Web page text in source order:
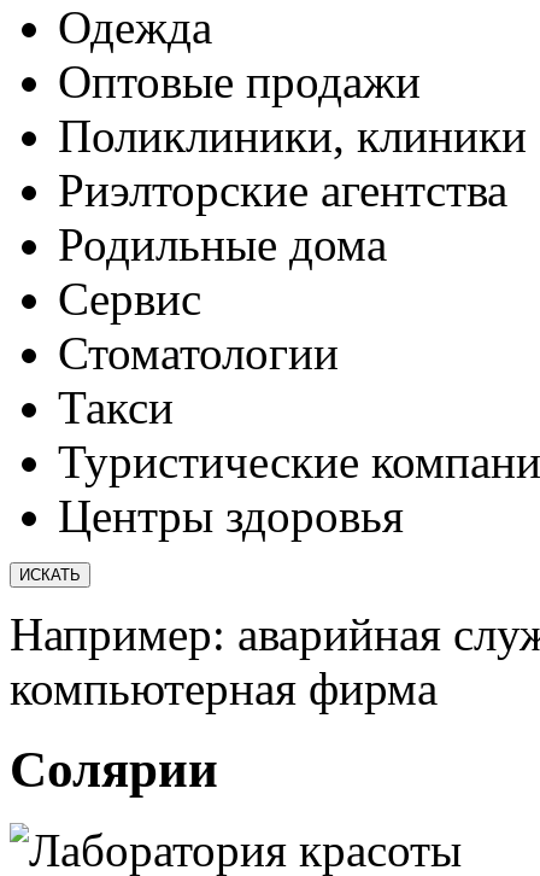
Одежда
Оптовые продажи
Поликлиники, клиники
Риэлторские агентства
Родильные дома
Сервис
Стоматологии
Такси
Туристические
Центры здоровья
Например: аварийная
компьютерная фирма
Солярии